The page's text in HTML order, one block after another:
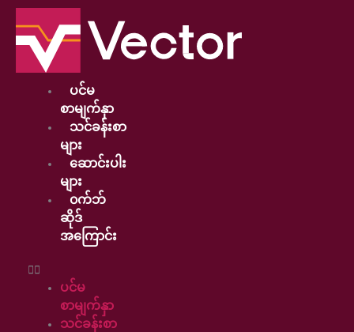
Skip
content
ပင်မ
စာမျက်နှာ
သင်ခန်းစာ
များ
ဆောင်းပါး
များ
၀က်ဘ်
ဆိုဒ်
အကြောင်း
ပင်မ
စာမျက်နှာ
သင်ခန်းစာ